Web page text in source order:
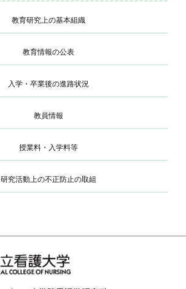
教育研究上の基本組織
教育情報の公表
入学・卒業後の進路状況
教員情報
授業料・入学料等
研究活動上の不正防止の取組